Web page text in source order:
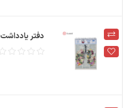
دفتر یادداشت 80 برگ نئوپک طرح شش سایز A5